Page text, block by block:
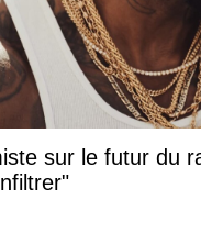
sur le futur du